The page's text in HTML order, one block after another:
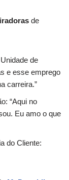
de
de
e esse emprego
carreira.”
“Aqui no
Eu amo o que
do Cliente: